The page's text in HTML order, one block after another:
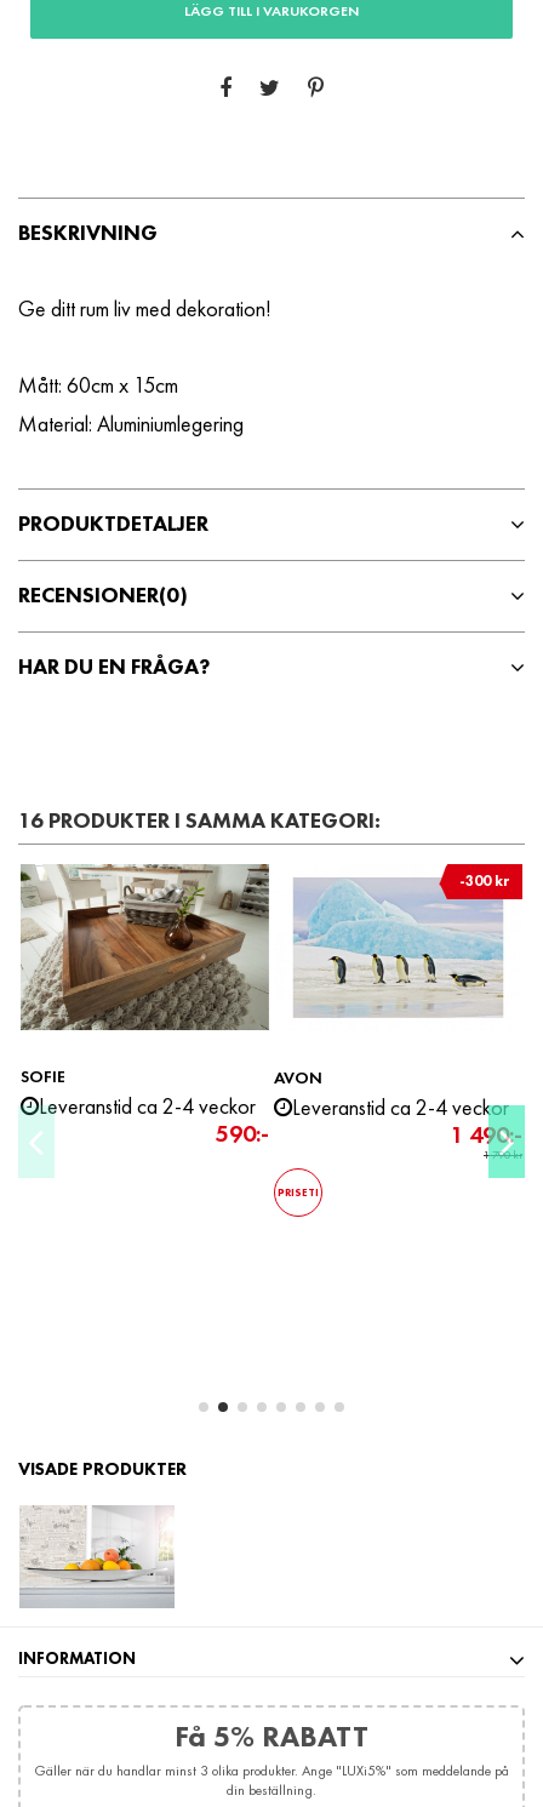
LÄGG TILL I VARUKORGEN
BESKRIVNING
Ge ditt rum liv med dekoration!
Mått: 60cm x 15cm
Material: Aluminiumlegering
PRODUKTDETALJER
RECENSIONER(0)
HAR DU EN FRÅGA?
16 PRODUKTER I SAMMA KATEGORI:
-300 kr
ca 2-4 veckor
VISADE PRODUKTER
INFORMATION
Få 5% RABATT
Gäller när du handlar minst 3 olika produkter. Ange "LUXi5%" som meddelande på
din beställning.